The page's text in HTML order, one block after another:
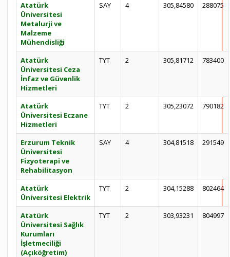
Atatürk
Üniversitesi
Metalurji ve
Malzeme
Mühendisliği
SAY 4 305,84580 288075
Atatürk
Üniversitesi Ceza
İnfaz ve Güvenlik
Hizmetleri
TYT 2 305,81712 783400
Atatürk
Üniversitesi Eczane
Hizmetleri
TYT 2 305,23072 790182
Erzurum Teknik
Üniversitesi
Fizyoterapi ve
Rehabilitasyon
SAY 4 304,81518 291549
Atatürk
Üniversitesi Elektrik
TYT 2 304,15288 802464
Atatürk
Üniversitesi Sağlık
Kurumları
İşletmeciliği
(Açıköğretim)
TYT 2 303,93231 804997